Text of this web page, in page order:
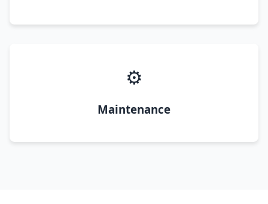
⚙️
Maintenance